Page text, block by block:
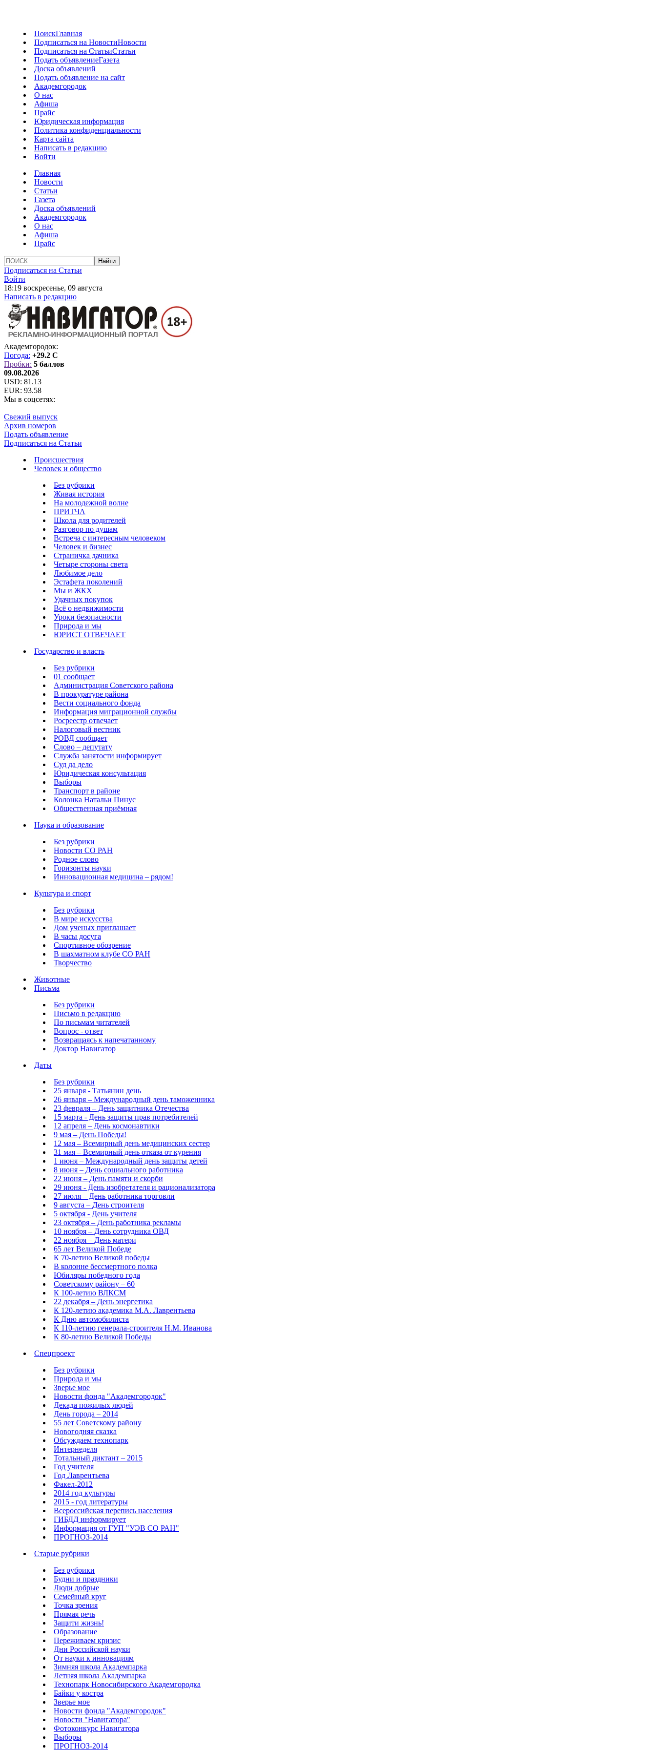
ПоискГлавная
Подписаться на НовостиНовости
Подписаться на СтатьиСтатьи
Подать объявлениеГазета
Доска объявлений
Подать объявление на сайт
Академгородок
О нас
Афиша
Прайс
Юридическая информация
Политика конфиденциальности
Карта сайта
Написать в редакцию
Войти
Главная
Новости
Статьи
Газета
Доска объявлений
Академгородок
О нас
Афиша
Прайс
Подписаться на Статьи
Войти
18:19 воскресенье, 09 августа
Написать в редакцию
Академгородок:
Погода: +29.2 C
Пробки: 5 баллов
09.08.2026
USD: 81.13
EUR: 93.58
Мы в соцсетях:
Свежий выпуск
Архив номеров
Подать объявление
Подписаться на Статьи
Происшествия
Человек и общество
Без рубрики
Живая история
На молодежной волне
ПРИТЧА
Школа для родителей
Разговор по душам
Встреча с интересным человеком
Человек и бизнес
Страничка дачника
Четыре стороны света
Любимое дело
Эстафета поколений
Мы и ЖКХ
Удачных покупок
Всё о недвижимости
Уроки безопасности
Природа и мы
ЮРИСТ ОТВЕЧАЕТ
Государство и власть
Без рубрики
01 сообщает
Администрация Советского района
В прокуратуре района
Вести социального фонда
Информация миграционной службы
Росреестр отвечает
Налоговый вестник
РОВД сообщает
Слово – депутату
Служба занятости информирует
Суд да дело
Юридическая консультация
Выборы
Транспорт в районе
Колонка Натальи Пинус
Общественная приёмная
Наука и образование
Без рубрики
Новости СО РАН
Родное слово
Горизонты науки
Инновационная медицина – рядом!
Культура и спорт
Без рубрики
В мире искусства
Дом ученых приглашает
В часы досуга
Спортивное обозрение
В шахматном клубе СО РАН
Творчество
Животные
Письма
Без рубрики
Письмо в редакцию
По письмам читателей
Вопрос - ответ
Возвращаясь к напечатанному
Доктор Навигатор
Даты
Без рубрики
25 января - Татьянин день
26 января – Международный день таможенника
23 февраля – День защитника Отечества
15 марта - День защиты прав потребителей
12 апреля – День космонавтики
9 мая – День Победы!
12 мая – Всемирный день медицинских сестер
31 мая – Всемирный день отказа от курения
1 июня – Международный день защиты детей
8 июня – День социального работника
22 июня – День памяти и скорби
29 июня - День изобретателя и рационализатора
27 июля – День работника торговли
9 августа – День строителя
5 октября - День учителя
23 октября – День работника рекламы
10 ноября – День сотрудника ОВД
22 ноября – День матери
65 лет Великой Победе
К 70-летию Великой победы
В колонне бессмертного полка
Юбиляры победного года
Советскому району – 60
К 100-летию ВЛКСМ
22 декабря – День энергетика
К 120-летию академика М.А. Лаврентьева
К Дню автомобилиста
К 110-летию генерала-строителя Н.М. Иванова
К 80-летию Великой Победы
Спецпроект
Без рубрики
Природа и мы
Зверье мое
Новости фонда "Академгородок"
Декада пожилых людей
День города – 2014
55 лет Советскому району
Новогодняя сказка
Обсуждаем технопарк
Интернеделя
Тотальный диктант – 2015
Год учителя
Год Лаврентьева
Факел-2012
2014 год культуры
2015 - год литературы
Всероссийская перепись населения
ГИБДД информирует
Информация от ГУП "УЭВ СО РАН"
ПРОГНОЗ-2014
Старые рубрики
Без рубрики
Будни и праздники
Люди добрые
Семейный круг
Точка зрения
Прямая речь
Защити жизнь!
Образование
Переживаем кризис
Дни Российской науки
От науки к инновациям
Зимняя школа Академпарка
Летняя школа Академпарка
Технопарк Новосибирского Академгородка
Байки у костра
Зверье мое
Новости фонда "Академгородок"
Новости "Навигатора"
Фотоконкурс Навигатора
Выборы
ПРОГНОЗ-2014